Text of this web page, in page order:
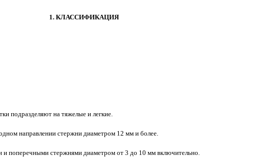
1. КЛАССИФИКАЦИЯ
подразделяют на тяжелые и легкие.
направлении стержни диаметром 12 мм и более.
и поперечными стержнями диаметром от 3 до 10 мм включительно.